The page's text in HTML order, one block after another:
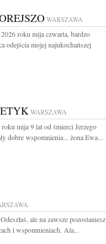
WARSZAWA
roku mija czwarta, bardzo
odejścia mojej najukochańszej
WARSZAWA
mija 9 lat od śmierci Jerzego
dobre wspomnienia... żona Ewa...
ale na zawsze pozostaniesz
i wspomnieniach. Ala...